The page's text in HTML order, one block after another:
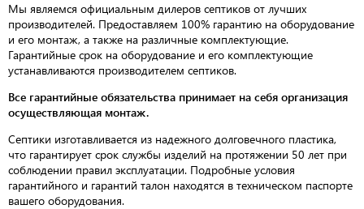
Мы являемся официальным дилеров септиков от лучших
производителей. Предоставляем 100% гарантию на оборудование
и его монтаж, а также на различные комплектующие.
Гарантийные срок на оборудование и его комплектующие
устанавливаются производителем септиков.
Все гарантийные обязательства принимает на себя организация
осуществляющая монтаж.
Септики изготавливается из надежного долговечного пластика,
что гарантирует срок службы изделий на протяжении 50 лет при
соблюдении правил эксплуатации. Подробные условия
гарантийного и гарантий талон находятся в техническом паспорте
вашего оборудования.